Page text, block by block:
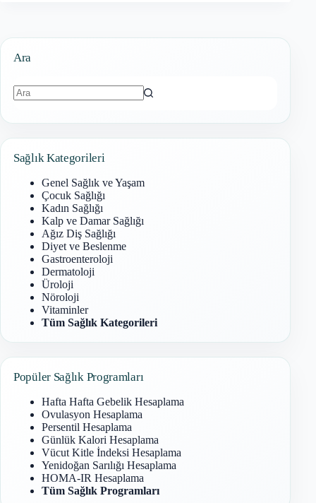
Ara
Sağlık Kategorileri
Genel Sağlık ve Yaşam
Çocuk Sağlığı
Kadın Sağlığı
Kalp ve Damar Sağlığı
Ağız Diş Sağlığı
Diyet ve Beslenme
Gastroenteroloji
Dermatoloji
Üroloji
Nöroloji
Vitaminler
Tüm Sağlık Kategorileri
Popüler Sağlık Programları
Hafta Hafta Gebelik Hesaplama
Ovulasyon Hesaplama
Persentil Hesaplama
Günlük Kalori Hesaplama
Vücut Kitle İndeksi Hesaplama
Yenidoğan Sarılığı Hesaplama
HOMA-IR Hesaplama
Tüm Sağlık Programları